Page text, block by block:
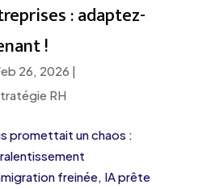
: adaptez-
!
26, 2026 |
RH
promettait un chaos :
freinée, IA prête